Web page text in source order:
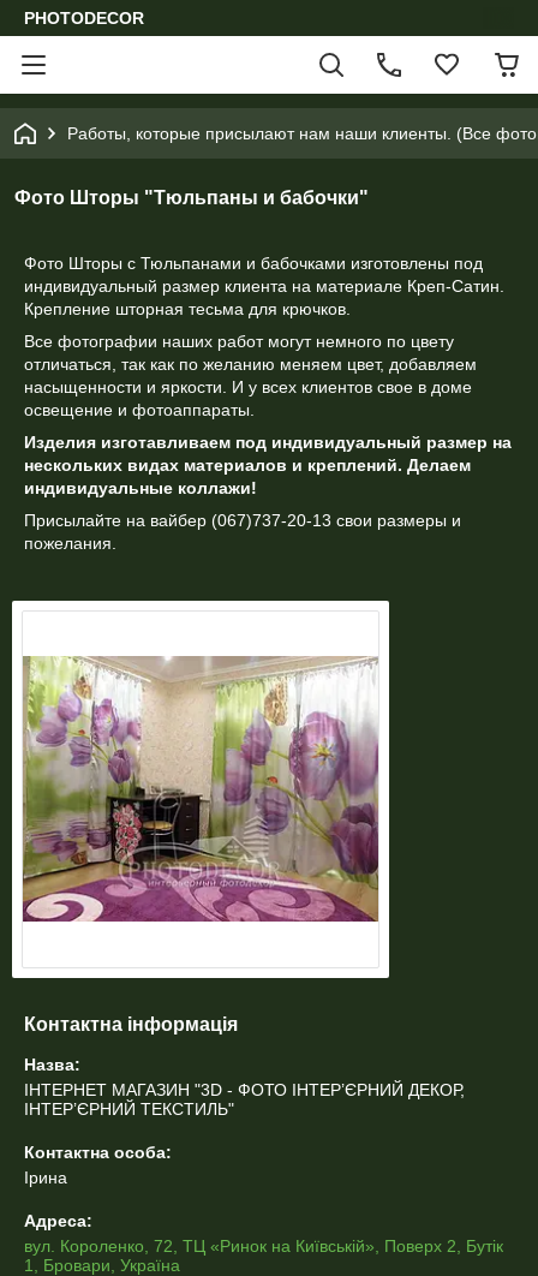
PHOTODECOR
Работы, которые присылают нам наши клиенты. (Все
Фото Шторы "Тюльпаны и бабочки"
Фото Шторы с Тюльпанами и бабочками изготовлены под
индивидуальный размер клиента на материале Креп-Сатин.
Крепление шторная тесьма для крючков.
Все фотографии наших работ могут немного по цвету
отличаться, так как по желанию меняем цвет, добавляем
насыщенности и яркости. И у всех клиентов свое в доме
освещение и фотоаппараты.
Изделия изготавливаем под индивидуальный размер на
нескольких видах материалов и креплений. Делаем
индивидуальные коллажи!
Присылайте на вайбер (067)737-20-13 свои размеры и
пожелания.
Контактна інформація
Назва:
ІНТЕРНЕТ МАГАЗИН "3D - ФОТО ІНТЕР’ЄРНИЙ ДЕКОР,
ІНТЕР’ЄРНИЙ ТЕКСТИЛЬ"
Контактна особа:
Ірина
Адреса:
вул. Короленко, 72, ТЦ «Ринок на Київській», Поверх 2, Бутік
1, Бровари, Україна